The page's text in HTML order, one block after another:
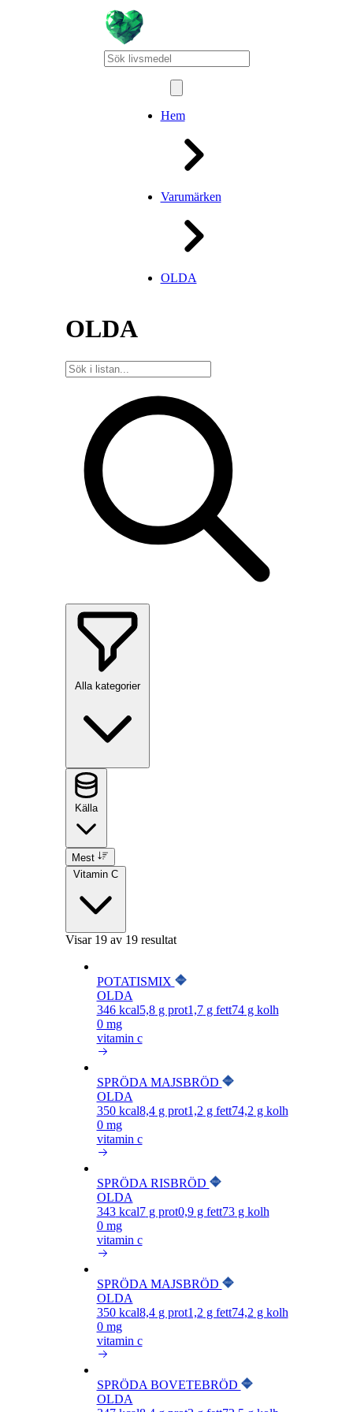
Hem
Varumärken
OLDA
OLDA
Alla kategorier
Källa
Mest
Vitamin C
Visar 19av 19 resultat
POTATISMIX
OLDA
346kcal5,8g prot1,7g fett74g kolh
0 mg
vitamin c
SPRÖDA MAJSBRÖD
OLDA
350kcal8,4g prot1,2 g fett74,2 g kolh
0 mg
vitamin c
SPRÖDA RISBRÖD
OLDA
343kcal7g prot0,9g fett73g kolh
0 mg
vitamin c
SPRÖDA MAJSBRÖD
OLDA
350kcal8,4g prot1,2 g fett74,2 g kolh
0 mg
vitamin c
SPRÖDA BOVETEBRÖD
OLDA